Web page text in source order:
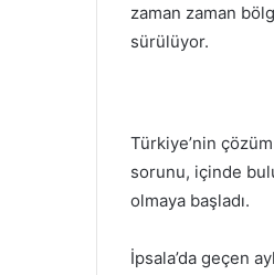
zaman zaman
sürülüyor.
Türkiye’nin
sorunu, içinde
olmaya başladı.
İpsala’da geçen